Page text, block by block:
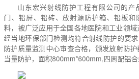
山东宏兴射线防护工程有限公司的产
门、铅屏、铅砖、放射源防护箱、铅板
料，被广泛应用于全国各地医院和工业领域
经当地环保部门检测均符合射线防护的要
防护质量监测中心审查合格，颁发放射防
当量防护，面积800mm*600mm,四周配铝合